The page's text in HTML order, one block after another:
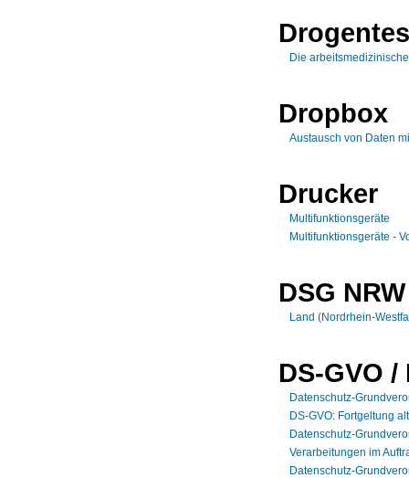
Die
Dropbox
Austausch von Daten
Drucker
Multifunktionsgeräte
Multifunktionsgeräte -
DSG NRW
Land (Nordrhein-
DS-GVO /
Datenschutz-
DS-GVO: Fortgeltung
Datenschutz-
Verarbeitungen im
Datenschutz-